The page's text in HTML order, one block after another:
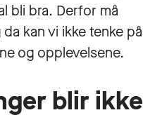
bli bra. Derfor må
kan vi ikke tenke på
og opplevelsene.
blir ikke